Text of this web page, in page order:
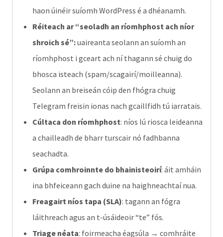
haon úinéir suíomh WordPress é a dhéanamh.
Réiteach ar “seoladh an ríomhphost ach níor
shroich sé”:uaireanta seolann an suíomh an
ríomhphost i gceart ach ní thagann sé chuig do
bhosca isteach (spam/scagairí/moilleanna).
Seolann an breiseán cóip den fhógra chuig
Telegram freisin ionas nach gcaillfidh tú iarratais.
Cúltaca don ríomhphost: níos lú riosca leideanna
a chailleadh de bharr turscair nó fadhbanna
seachadta.
Grúpa comhroinnte do bhainisteoirí: áit amháin
ina bhfeiceann gach duine na haighneachtaí nua.
Freagairt níos tapa (SLA): tagann an fógra
láithreach agus an t-úsáideoir “te” fós.
Triage néata: foirmeacha éagsúla → comhráite